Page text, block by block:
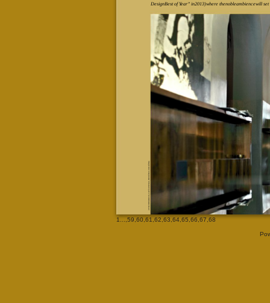
DesignBest of Year” in2013)where thenobleambiencewill
©TVB INNSBRUCK,CAFÉCENTRAL,DIEMÜHLE,ERLKÖNIG
1 59 60 61 62 63 64, 65 66 67 68